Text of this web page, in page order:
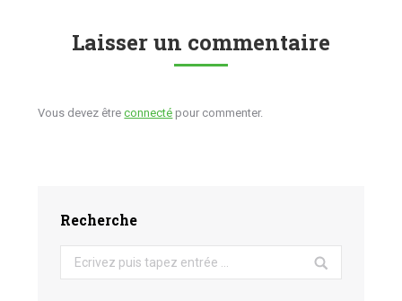
Laisser un commentaire
Vous devez êtreconnecté pour commenter.
Recherche
Search: